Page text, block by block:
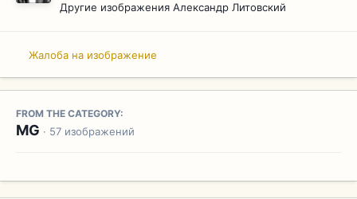
Другие изображения Александр Литовский
Жалоба на изображение
FROM THE CATEGORY:
MG · 57 изображений